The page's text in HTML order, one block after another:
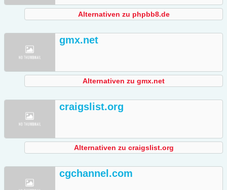
Alternativen zu phpbb8.de
gmx.net
Alternativen zu gmx.net
craigslist.org
Alternativen zu craigslist.org
cgchannel.com